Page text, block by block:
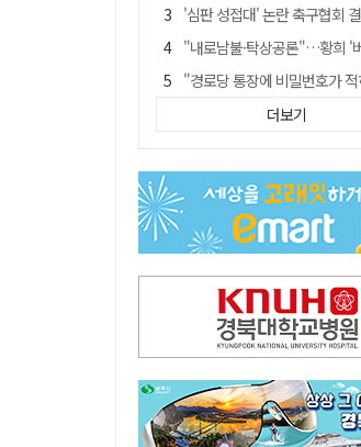
'심판 성접대' 논란 축구협회 결국 사과…"깊이 반성,
"내로남불·탁상공론"…황희 '버스 청년주택' 제안에 與 내
"경로당 통장에 비밀번호가 적혀 있다"…전국 돌며 경로당 13
예안향교 대성전, '국가지정 보
"침대에 결박, 탈진"…평생 교회서 산 11세 남아, 병원
김민석, 與전당대회 제주·인천 당원투표서 승리…누적
[금주의 이슈] 하늘의 외계인, 바다의 귀향자…영화 '호프'
더보기